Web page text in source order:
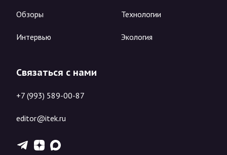
Обзоры
Интервью
Технологии
Экология
Связаться с нами
+7 (993) 589-00-87
editor@itek.ru
T Z X